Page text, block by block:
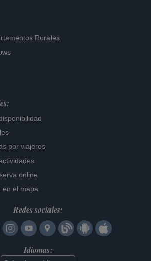
Rurales
por viajeros
online
en el mapa
Redes sociales:
Idiomas: